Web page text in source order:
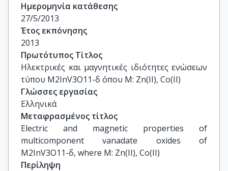
Ημερομηνία κατάθεσης
27/5/2013
Έτος εκπόνησης
2013
Πρωτότυπος Τίτλος
Ηλεκτρικές και μαγνητικές ιδιότητες ενώσεων
τύπου M2InV3O11-δ όπου Μ: Zn(II), Co(II)
Γλώσσες εργασίας
Ελληνικά
Μεταφρασμένος τίτλος
Electric and magnetic properties of
multicomponent vanadate oxides of
M2InV3O11-δ, where M: Zn(II), Co(II)
Περίληψη